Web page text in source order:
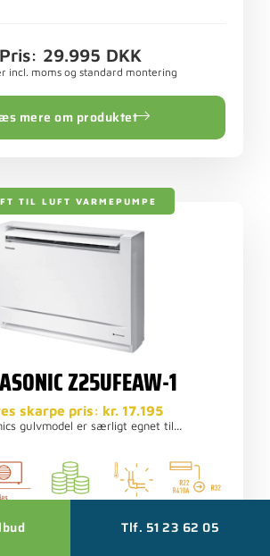
Tlf. 51 23 62 05
Pris: 29.995 DKK
incl. moms og standard montering
mere om produktet
TIL LUFT VARMEPUMPE
Z25UFEAW-1
skarpe pris: kr. 17.195
gulvmodel er særligt egnet til...